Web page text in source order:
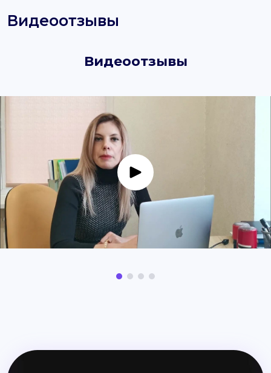
Видеоотзывы
Видеоотзывы